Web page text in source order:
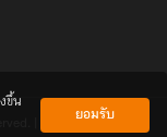
ขึ้น
ยอมรับ